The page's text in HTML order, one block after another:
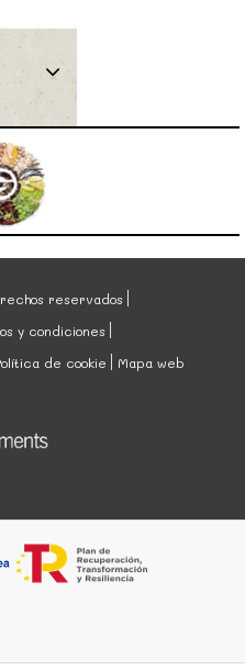
reservados
y condiciones
de cookie Mapa web